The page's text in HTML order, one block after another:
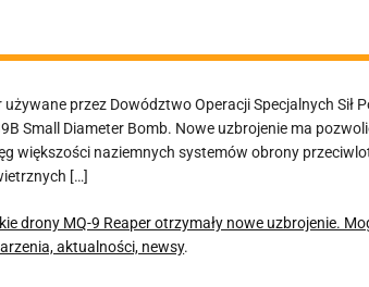
używane przez Dowództwo Operacji Specjalnych
Small Diameter Bomb. Nowe uzbrojenie ma
większości naziemnych systemów obrony
[…]
drony MQ-9 Reaper otrzymały nowe uzbrojenie.
aktualności, newsy.